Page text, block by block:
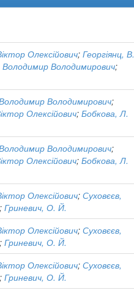
Олексійович; Георгіянц, В.
Володимир Володимирович;
Володимирович;
Олексійович; Бобкова, Л.
Володимирович;
Олексійович; Бобкова, Л.
Олексійович; Суховєєв,
; Гриневич, О. Й.
Олексійович; Суховєєв,
; Гриневич, О. Й.
Олексійович; Суховєєв,
; Гриневич, О. Й.